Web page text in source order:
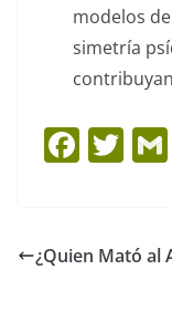
modelos
simetría
F
e
T
er
¿Quien Mató al